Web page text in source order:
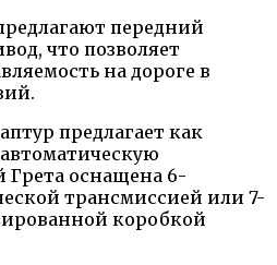
передний
что позволяет
на дороге в
предлагает как
Грета оснащена 6-
трансмиссией или 7-
коробкой